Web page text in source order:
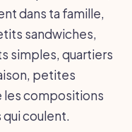
dans ta famille,
sandwiches,
simples, quartiers
petites
les compositions
coulent.